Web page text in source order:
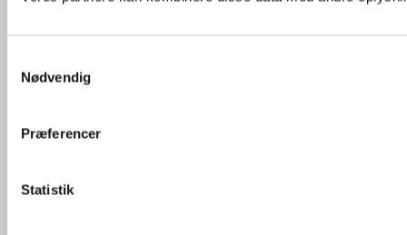
Nødvendig
Præferencer
Statistik